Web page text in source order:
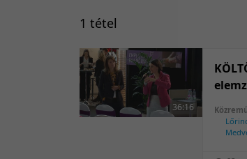
1 tétel
36:16